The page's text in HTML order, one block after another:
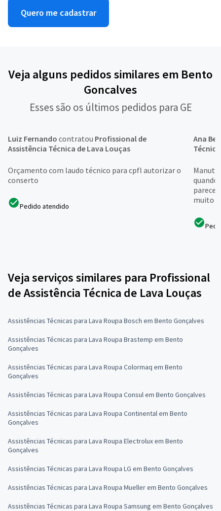
Quero me cadastrar
Veja alguns pedidos similares em Bento
Goncalves
Esses são os últimos pedidos para GE
Luiz Fernando contratou Profissional de
Assistência Técnica de Lava Louças
Orçamento com laudo técnico para cpfl autorizar o
conserto
Pedido atendido
Ana
quando
muito
Veja serviços similares para Profissional
de Assistência Técnica de Lava Louças
Assistências Técnicas para Lava Roupa Bosch em Bento Gonçalves
Assistências Técnicas para Lava Roupa Brastemp em Bento
Gonçalves
Assistências Técnicas para Lava Roupa Colormaq em Bento
Gonçalves
Assistências Técnicas para Lava Roupa Consul em Bento Gonçalves
Assistências Técnicas para Lava Roupa Continental em Bento
Gonçalves
Assistências Técnicas para Lava Roupa Electrolux em Bento
Gonçalves
Assistências Técnicas para Lava Roupa LG em Bento Gonçalves
Assistências Técnicas para Lava Roupa Mueller em Bento Gonçalves
Assistências Técnicas para Lava Roupa Samsung em Bento Gonçalves